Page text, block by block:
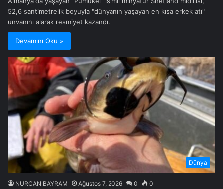
52,6 santimetrelik boyuyla "dünyanın yaşayan en kısa erkek atı"
unvanını alarak resmiyet kazandı.
Devamını Oku »
Dünya
NURCAN BAYRAM Ağustos 7, 2026 0 0